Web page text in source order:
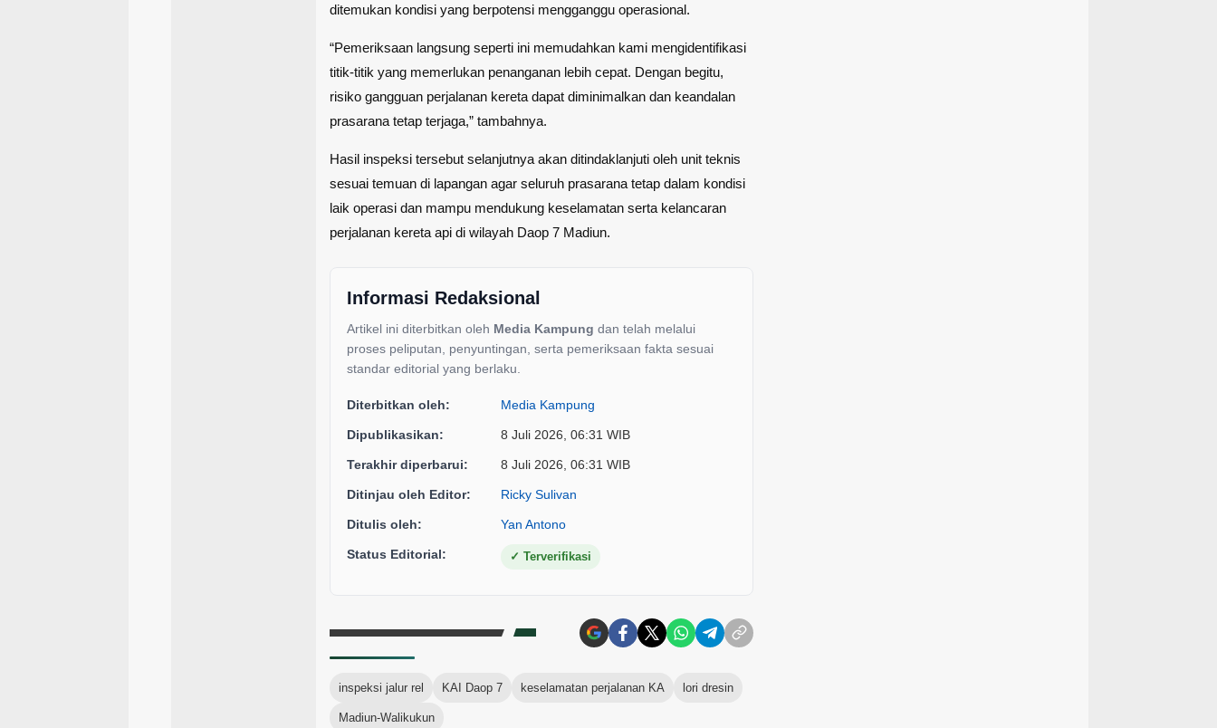
ditemukan kondisi yang berpotensi mengganggu operasional.
“Pemeriksaan langsung seperti ini memudahkan kami mengidentifikasi
titik-titik yang memerlukan penanganan lebih cepat. Dengan begitu,
risiko gangguan perjalanan kereta dapat diminimalkan dan keandalan
prasarana tetap terjaga,” tambahnya.
Hasil inspeksi tersebut selanjutnya akan ditindaklanjuti oleh unit teknis
sesuai temuan di lapangan agar seluruh prasarana tetap dalam kondisi
laik operasi dan mampu mendukung keselamatan serta kelancaran
perjalanan kereta api di wilayah Daop 7 Madiun.
Informasi Redaksional
Artikel ini diterbitkan oleh Media Kampung dan telah melalui
proses peliputan, penyuntingan, serta pemeriksaan fakta sesuai
standar editorial yang berlaku.
Diterbitkan oleh: Media Kampung
Dipublikasikan: 8 Juli 2026, 06:31 WIB
Terakhir diperbarui: 8 Juli 2026, 06:31 WIB
Ditinjau oleh Editor: Ricky Sulivan
Ditulis oleh: Yan Antono
Status Editorial: ✓ Terverifikasi
inspeksi jalur rel KAI Daop 7 keselamatan perjalanan KA lori dresin
Madiun-Walikukun